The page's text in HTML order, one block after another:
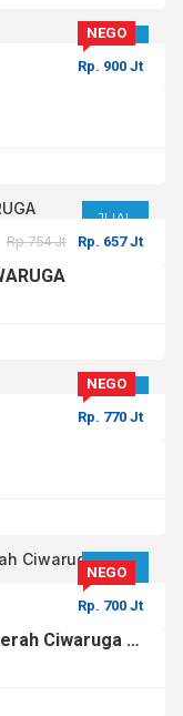
JUAL
Rp. 900 Jt
NEGO
JUAL
Rp.754 Jt Rp. 657 Jt
JUAL
Rp. 770 Jt
NEGO
JUAL
Rp. 700 Jt
NEGO
Rumah Cluster Semi Furnish di daerah Ciwaruga Kab. Bandung Barat